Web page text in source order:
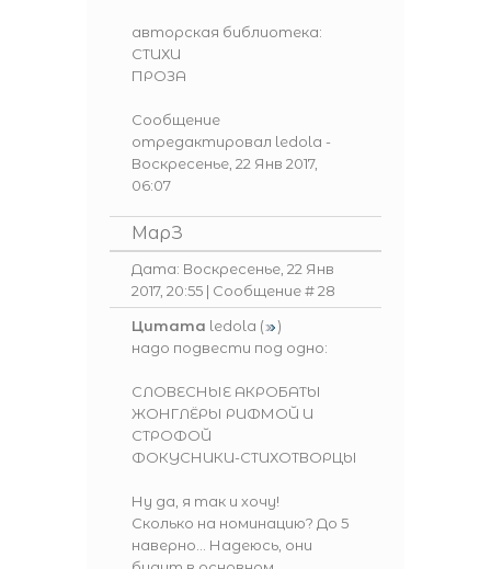
авторская библиотека:
СТИХИ
ПРОЗА
Сообщение
отредактировал ledola -
Воскресенье, 22 Янв 2017,
06:07
МарЗ
Дата: Воскресенье, 22 Янв
2017, 20:55 | Сообщение #28
Цитата ledola (
)
надо подвести под одно:
СЛОВЕСНЫЕ АКРОБАТЫ
ЖОНГЛЁРЫ РИФМОЙ И
СТРОФОЙ
ФОКУСНИКИ-СТИХОТВОРЦЫ
Ну да, я так и хочу!
Сколько на номинацию? До 5
наверно... Надеюсь, они